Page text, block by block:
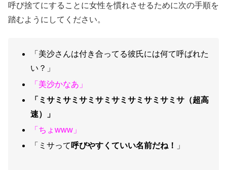
呼び捨てにすることに女性を慣れさせるために次の手順を
踏むようにしてください。
「美沙さんは付き合ってる彼氏には何て呼ばれた
い？」
「美沙かなあ」
「ミサミサミサミサミサミサミサミサミサ（超高
速）」
「ちょwww」
「ミサって 呼びやすくていい名前だね！ 」